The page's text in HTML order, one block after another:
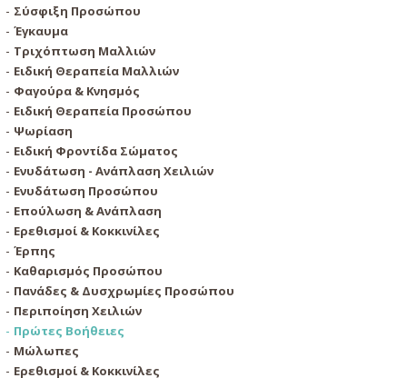
Σύσφιξη Προσώπου
Έγκαυμα
Τριχόπτωση Μαλλιών
Ειδική Θεραπεία Μαλλιών
Φαγούρα & Κνησμός
Ειδική Θεραπεία Προσώπου
Ψωρίαση
Ειδική Φροντίδα Σώματος
Ενυδάτωση - Ανάπλαση Χειλιών
Ενυδάτωση Προσώπου
Επούλωση & Ανάπλαση
Ερεθισμοί & Κοκκινίλες
Έρπης
Καθαρισμός Προσώπου
Πανάδες & Δυσχρωμίες Προσώπου
Περιποίηση Χειλιών
Πρώτες Βοήθειες
Μώλωπες
Ερεθισμοί & Κοκκινίλες